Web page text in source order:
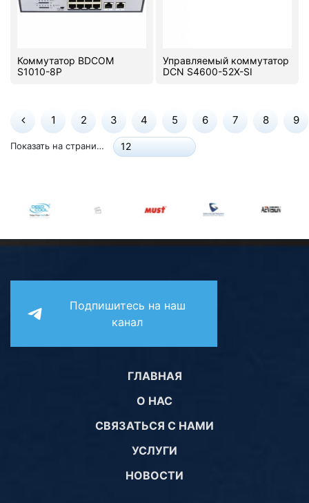
Коммутатор BDCOM
S1010-8P
Управляемый коммутатор
DCN S4600-52X-SI
1 2 3 4 5 6 7 8 9
Показать на странице: 12
Подпишитесь на наш
канал
ГЛАВНАЯ
О НАС
СВЯЗАТЬСЯ С НАМИ
УСЛУГИ
НОВОСТИ